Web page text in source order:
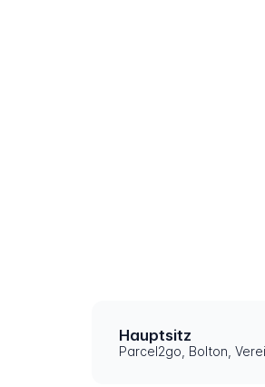
Hauptsitz
Parcel2go, Bolton,